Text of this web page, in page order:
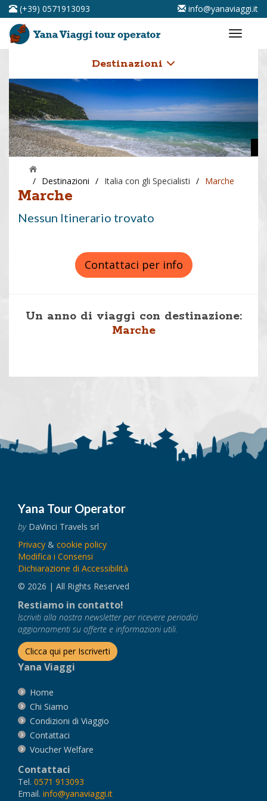
(+39) 0571913093 info@yanaviaggi.it
Destinazioni
/ Destinazioni / Italia con gli Specialisti / Marche
Marche
Nessun Itinerario trovato
Contattaci per info
Un anno di viaggi con destinazione:
Marche
Yana Tour Operator
byDaVinci Travels srl
Privacy & cookie policy
Modifica i Consensi
Dichiarazione di Accessibilità
© 2026 | All Rights Reserved
Restiamo in contatto!
Iscriviti alla nostra newsletter per ricevere periodici
aggiornamenti su offerte e informazioni utili.
Clicca qui per Iscriverti
Yana Viaggi
Home
Chi Siamo
Condizioni di Viaggio
Contattaci
Voucher Welfare
Contattaci
Tel. 0571 913093
Email. info@yanaviaggi.it